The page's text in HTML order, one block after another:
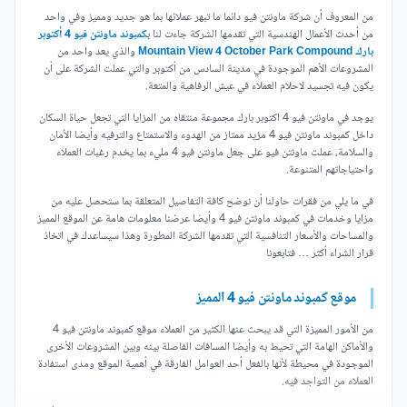
من المعروف أن شركة ماونتن فيو دائما ما تبهر عملائها بما هو جديد ومميز وفي واحد
من أحدث الأعمال الهندسية التي تقدمها الشركة جاءت لنا ب
كمبوند ماونتن فيو 4 أكتوبر
بارك Mountain View 4 October Park Compound
والذي يعد واحد من
المشروعات الأهم الموجودة في مدينة السادس من أكتوبر والتي عملت الشركة على أن
يكون فيه تجسيد لاحلام العملاء في عيش الرفاهية والمتعة.
يوجد في ماونتن فيو 4 اكتوبر بارك مجموعة منتقاه من المزايا التي تجعل حياة السكان
داخل كمبوند ماونتن فيو 4 مزيد ممتاز من الهدوء والاستمتاع والترفيه وأيضا الأمان
والسلامة، عملت ماونتن فيو على جعل ماونتن فيو 4 مليء بما يخدم رغبات العملاء
واحتياجاتهم المتنوعة.
في ما يلي من فقرات حاولنا أن نوضح كافة التفاصيل المتعلقة بما ستحصل عليه من
مزايا وخدمات في كمبوند ماونتن فيو 4 وأيضا عرضنا معلومات هامة عن الموقع المميز
والمساحات والأسعار التنافسية التي تقدمها الشركة المطورة وهذا سيساعدك في اتخاذ
قرار الشراء أكثر … فتابعونا
موقع كمبوند ماونتن فيو 4 المميز
من الأمور المميزة التي قد يبحث عنها الكثير من العملاء موقع كمبوند ماونتن فيو 4
والأماكن الهامة التي تحيط به وأيضا المسافات الفاصلة بينه وبين المشروعات الأخرى
الموجودة في محيطة لأنها بالفعل أحد العوامل الفارقة في أهمية الموقع ومدى استفادة
العملاء من التواجد فيه.